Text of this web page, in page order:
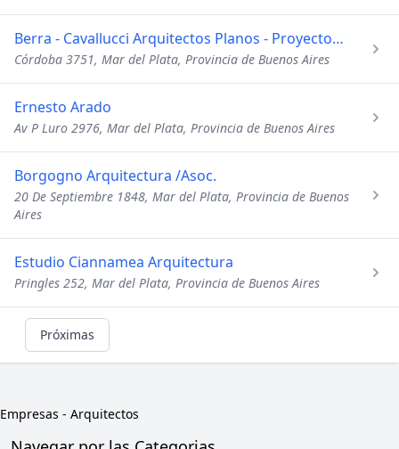
Berra - Cavallucci Arquitectos Planos - Proyectos - Direccio
Córdoba 3751, Mar del Plata, Provincia de Buenos Aires
Ernesto Arado
Av P Luro 2976, Mar del Plata, Provincia de Buenos Aires
Borgogno Arquitectura /Asoc.
20 De Septiembre 1848, Mar del Plata, Provincia de Buenos
Aires
Estudio Ciannamea Arquitectura
Pringles 252, Mar del Plata, Provincia de Buenos Aires
Próximas
Empresas - Arquitectos